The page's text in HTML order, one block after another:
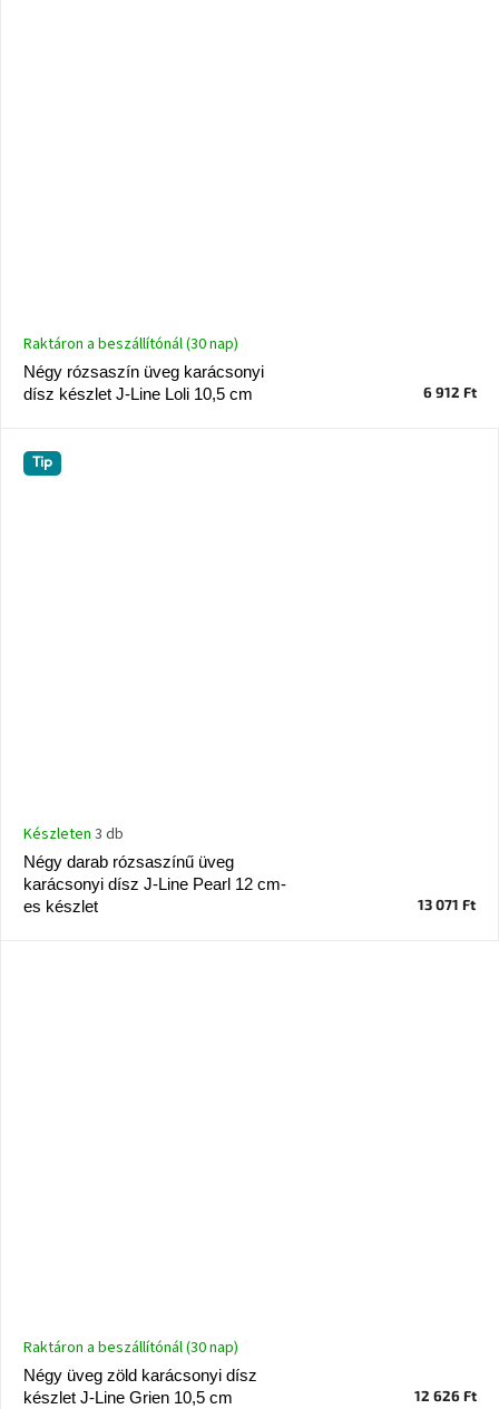
Négy rózsaszín üveg karácsonyi
dísz készlet J-Line Loli 10,5 cm
Raktáron a beszállítónál (30 nap)
6 912 Ft
Tip
Négy darab rózsaszínű üveg
karácsonyi dísz J-Line Pearl 12 cm-
es készlet
Készleten 3 db
13 071 Ft
Négy üveg zöld karácsonyi dísz
készlet J-Line Grien 10,5 cm
Raktáron a beszállítónál (30 nap)
12 626 Ft